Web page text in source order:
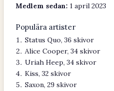
Medlem sedan: 1 april 2023
Populära artister
Status Quo, 36 skivor
Alice Cooper, 34 skivor
Uriah Heep, 34 skivor
Kiss, 32 skivor
Saxon, 29 skivor